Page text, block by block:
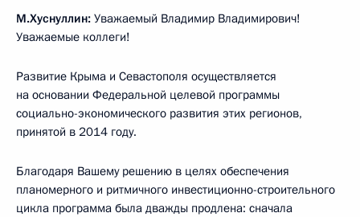
М.Хуснуллин: Уважаемый Владимир Владимирович!
Уважаемые коллеги!
Развитие Крыма и Севастополя осуществляется
на основании Федеральной целевой программы
социально-экономического развития этих регионов,
принятой в 2014 году.
Благодаря Вашему решению в целях обеспечения
планомерного и ритмичного инвестиционно-строительного
цикла программа была дважды продлена: сначала